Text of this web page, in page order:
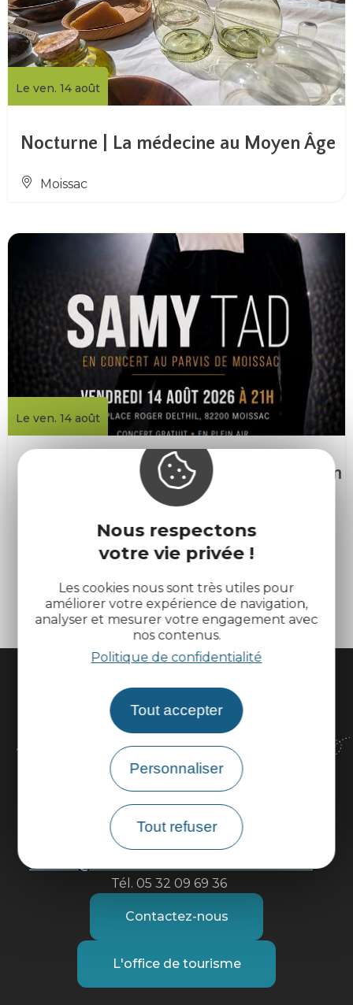
Nous respectons
votre vie privée !
Les cookies nous sont très utiles pour
améliorer votre expérience de navigation,
analyser et mesurer votre engagement avec
nos contenus.
Politique de confidentialité
Tout accepter
Personnaliser
Tout refuser
Le ven. 14 août
Nocturne | La médecine au Moyen Âge
Moissac
Le ven. 14 août
Concert | Samy Tad, Esmée Smit, Noam
Plus de résultats
Office de Tourisme Intercommunal
Moissac - Terres des Confluences
1 Boulevard de Brienne
82200 Moissac
accueil@tourisme-moissacconfluences.fr
Tél. 05 32 09 69 36
Contactez-nous
L'office de tourisme